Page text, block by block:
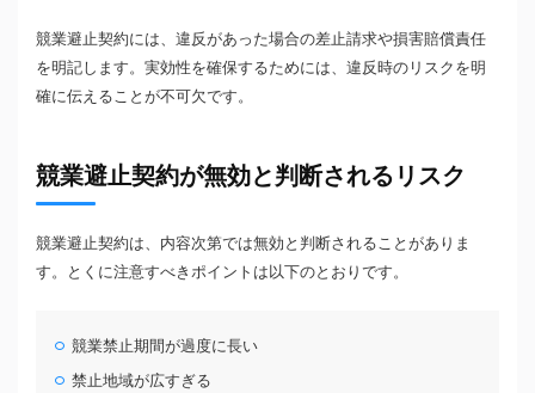
競業避止契約には、違反があった場合の差止請求や損害賠償責任
を明記します。実効性を確保するためには、違反時のリスクを明
確に伝えることが不可欠です。
競業避止契約が無効と判断されるリスク
競業避止契約は、内容次第では無効と判断されることがありま
す。とくに注意すべきポイントは以下のとおりです。
競業禁止期間が過度に長い
禁止地域が広すぎる